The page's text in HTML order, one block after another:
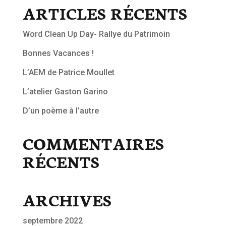
ARTICLES RÉCENTS
Word Clean Up Day- Rallye du Patrimoin
Bonnes Vacances !
L’AEM de Patrice Moullet
L’atelier Gaston Garino
D’un poème à l’autre
COMMENTAIRES
RÉCENTS
ARCHIVES
septembre 2022